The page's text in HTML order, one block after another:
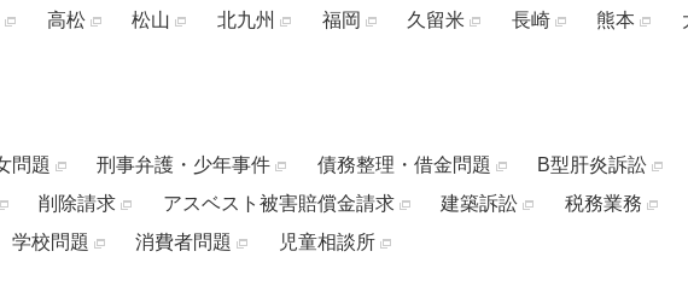
高松 松山 北九州 福岡 久留米 長崎 熊本
問題 刑事弁護・少年事件 債務整理・借金問題 B型肝炎訴訟
削除請求 アスベスト被害賠償金請求 建築訴訟 税務業務
学校問題 消費者問題 児童相談所